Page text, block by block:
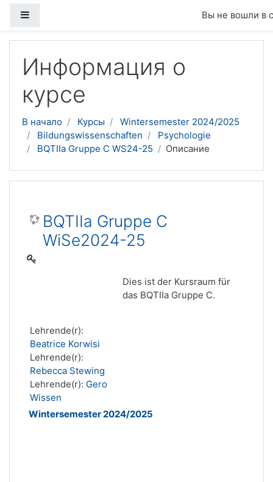
Вы не вошли в
Информация о
курсе
В начало Курсы
Wintersemester 2024/2025
Bildungswissenschaften
Psychologie
BQTIIa Gruppe C WS24-25
Описание
BQTIIa Gruppe C
WiSe2024-25
Dies ist der Kursraum für
das BQTIIa Gruppe C.
Lehrende(r):
Beatrice Korwisi
Lehrende(r):
Rebecca Stewing
Lehrende(r): Gero
Wissen
Wintersemester 2024/2025